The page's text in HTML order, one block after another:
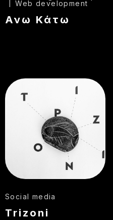
Web development
Ανω Κάτω
Social media
Trizoni